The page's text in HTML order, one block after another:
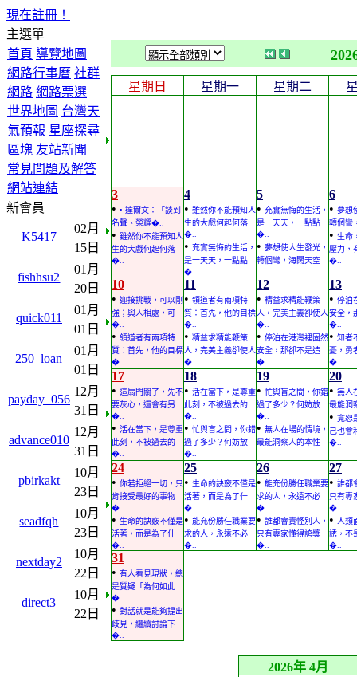
現在註冊！
主選單
首頁 導覽地圖
網路行事曆 社群
網路 網路票選
世界地圖 台灣天
氣預報 星座探尋
區塊 友站新聞
常見問題及解答
網站連結
新會員
K5417
02月
15日
fishhsu2
01月
20日
quick011
01月
01日
250_loan
01月
01日
payday_056
12月
31日
advance010
12月
31日
pbirkakt
10月
23日
seadfqh
10月
23日
nextday2
10月
22日
direct3
10月
22日
星期日 星期一 星期二
3
• • 達爾文：「談到
名聲、榮耀�..
• 雖然你不能預知人
生的大戲何起何落
�..
4
• 雖然你不能預知人
生的大戲何起何落
�..
• 充實無悔的生活，
是一天天，一點點
�..
5
• 充實無悔的生活，
是一天天，一點點
�..
• 夢想使人生發光，
轉個彎，海闊天空
6
• 夢想
轉個彎
• 生命
壓力，
�..
10
• 迎接挑戰，可以剛
強；與人相處，可
�..
• 領道者有兩項特
質：首先，他的目標
�..
11
• 領道者有兩項特
質：首先，他的目標
�..
• 精益求精能鞭策
人，完美主義卻使人
�..
12
• 精益求精能鞭策
人，完美主義卻使人
�..
• 停泊在港灣裡固然
安全，那卻不是造
�..
13
• 停泊
安全，
�..
• 知者
憂，勇
�..
17
• 這扇門關了，先不
要灰心，還會有另
�..
• 活在當下，是尊重
此刻，不被過去的
�..
18
• 活在當下，是尊重
此刻，不被過去的
�..
• 忙與盲之間，你錯
過了多少？何妨放
�..
19
• 忙與盲之間，你錯
過了多少？何妨放
�..
• 無人在場的情境，
最能洞察人的本性
20
• 無人
最能洞
• 寬恕
己也會
�..
24
• 你若拒絕一切，只
肯接受最好的事物
�..
• 生命的訣竅不僅是
活著，而是為了什
�..
25
• 生命的訣竅不僅是
活著，而是為了什
�..
• 能充份勝任職業要
求的人，永遠不必
�..
26
• 能充份勝任職業要
求的人，永遠不必
�..
• 誰都會責怪別人，
只有專家懂得誇獎
�..
27
• 誰都
只有專
�..
• 人類
誘，不
�..
31
• 有人看見現狀，總
是質疑「為何如此
�..
• 對話就是能夠提出
歧見，繼續討論下
�..
2026年 4月